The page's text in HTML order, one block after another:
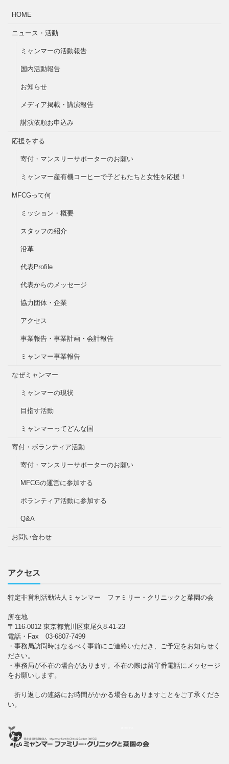
HOME
ニュース・活動
ミャンマーの活動報告
国内活動報告
お知らせ
メディア掲載・講演報告
講演依頼お申込み
応援をする
寄付・マンスリーサポーターのお願い
ミャンマー産有機コーヒーで子どもたちと女性を応援！
MFCGって何
ミッション・概要
スタッフの紹介
沿革
代表Profile
代表からのメッセージ
協力団体・企業
アクセス
事業報告・事業計画・会計報告
ミャンマー事業報告
なぜミャンマー
ミャンマーの現状
目指す活動
ミャンマーってどんな国
寄付・ボランティア活動
寄付・マンスリーサポーターのお願い
MFCGの運営に参加する
ボランティア活動に参加する
Q&A
お問い合わせ
アクセス
特定非営利活動法人ミャンマー ファミリー・クリニックと菜園の会
所在地
〒116-0012 東京都荒川区東尾久8-41-23
電話・Fax 03-6807-7499
・事務局訪問時はなるべく事前にご連絡いただき、ご予定をお知らせく
ださい。
・事務局が不在の場合があります。不在の際は留守番電話にメッセージ
をお願いします。
折り返しの連絡にお時間がかかる場合もありますことをご了承くださ
い。